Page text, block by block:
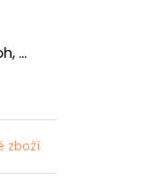
...
zboží